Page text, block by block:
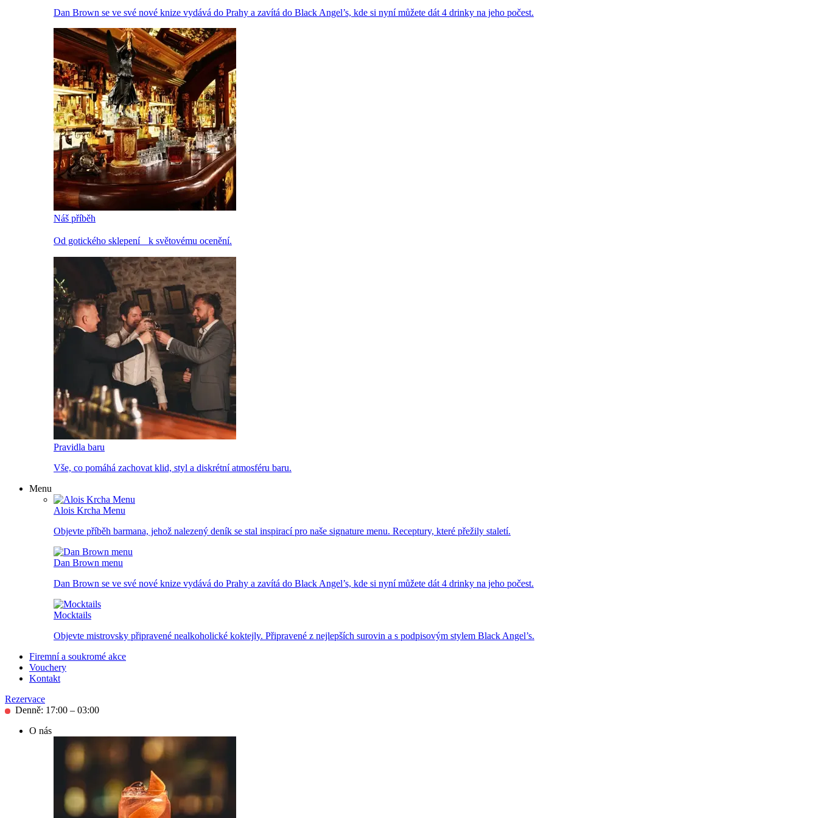
Dan Brown se ve své nové knize vydává do Prahy a zavítá do Black Angel’s, kde si nyní můžete dát 4 drinky na jeho počest.
Náš příběh
Od gotického sklepení k světovému ocenění.
Pravidla baru
Vše, co pomáhá zachovat klid, styl a diskrétní atmosféru baru.
Menu
Alois Krcha Menu
Objevte příběh barmana, jehož nalezený deník se stal inspirací pro naše signature menu. Receptury, které přežily staletí.
Dan Brown menu
Dan Brown se ve své nové knize vydává do Prahy a zavítá do Black Angel’s, kde si nyní můžete dát 4 drinky na jeho počest.
Mocktails
Objevte mistrovsky připravené nealkoholické koktejly. Připravené z nejlepších surovin a s podpisovým stylem Black Angel’s.
Firemní a soukromé akce
Vouchery
Kontakt
Rezervace
Denně: 17:00 – 03:00
O nás